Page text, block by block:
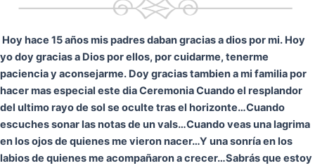
Hoy hace 15 años mis padres daban gracias a dios por mi. Hoy
yo doy gracias a Dios por ellos, por cuidarme, tenerme
paciencia y aconsejarme. Doy gracias tambien a mi familia por
hacer mas especial este dia CeremoniaCuando el resplandor
del ultimo rayo de sol se oculte tras el horizonte…Cuando
escuches sonar las notas de un vals…Cuando veas una lagrima
en los ojos de quienes me vieron nacer…Y una sonría en los
labios de quienes me acompañaron a crecer…Sabrás que estoy